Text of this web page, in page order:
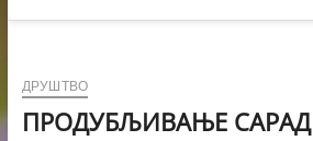
ДРУШТВО
ПРОДУБЉИВАЊЕ